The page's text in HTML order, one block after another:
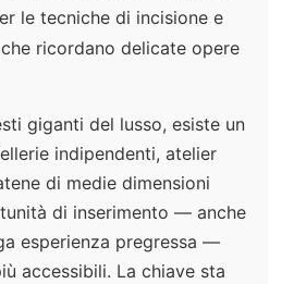
le tecniche di incisione e
ricordano delicate opere
giganti del lusso, esiste un
indipendenti, atelier
di medie dimensioni
di inserimento — anche
esperienza pregressa —
accessibili. La chiave sta